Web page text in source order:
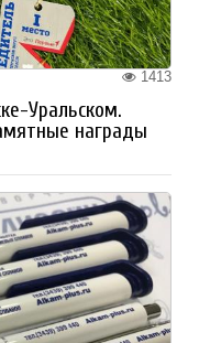
1413
Уральском.
награды